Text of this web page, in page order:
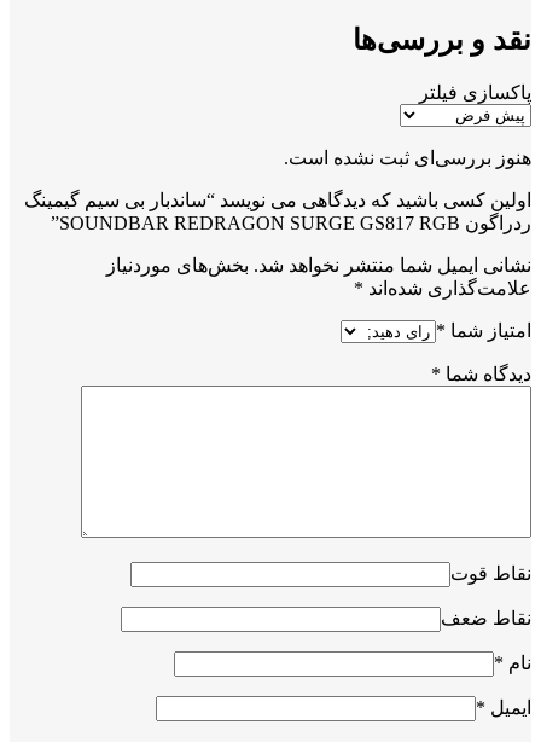
نقد و بررسی‌ها
پاکسازی فیلتر
هنوز بررسی‌ای ثبت نشده است.
اولین کسی باشید که دیدگاهی می نویسد “ساندبار بی سیم گیمینگ
ردراگون SOUNDBAR REDRAGON SURGE GS817 RGB”
نشانی ایمیل شما منتشر نخواهد شد. بخش‌های موردنیاز
علامت‌گذاری شده‌اند *
امتیاز شما *
دیدگاه شما *
نقاط قوت
نقاط ضعف
نام *
ایمیل *